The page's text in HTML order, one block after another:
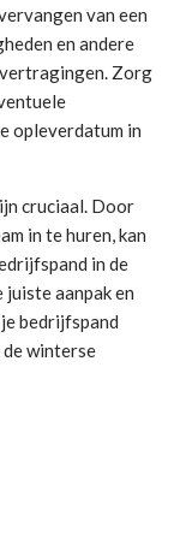
van een
en andere
Zorg
opleverdatum in
cruciaal. Door
in te huren, kan
in de
aanpak en
bedrijfspand
winterse